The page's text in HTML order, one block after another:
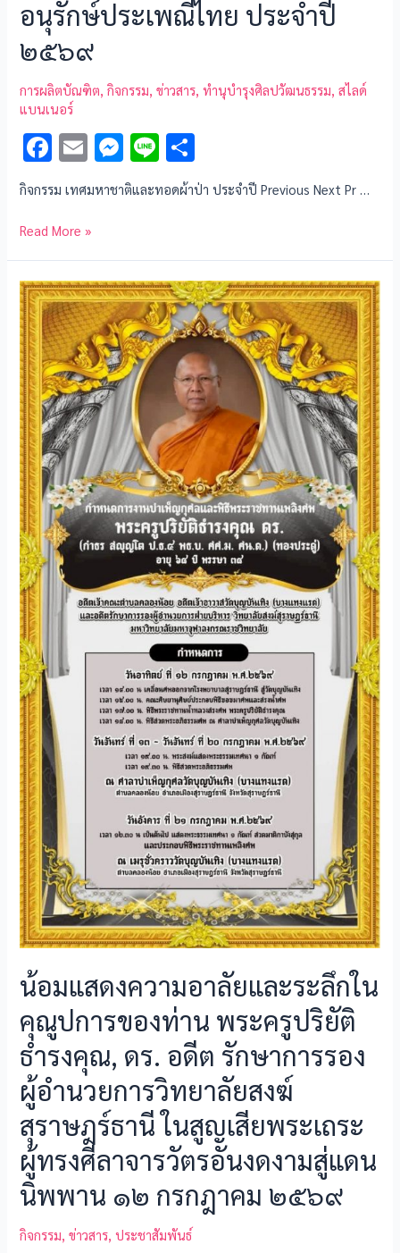
อนุรักษ์ประเพณีไทย ประจำปี
๒๕๖๙
การผลิตบัณฑิต,กิจกรรม,ข่าวสาร,ทำนุบำรุงศิลปวัฒนธรรม,สไลด์
แบนเนอร์
F
e
b
o
o
k
E
ai
l
M
es
se
g
er
Li
e
h
ar
กิจกรรม เทศมหาชาติและทอดผ้าป่า ประจำปี Previous Next Pr …
Read More »
น้อมแสดงความอาลัยและระลึกใน
คุณูปการของท่าน พระครูปริยัติ
ธำรงคุณ, ดร. อดีต รักษาการรอง
ผู้อำนวยการวิทยาลัยสงฆ์
สุราษฎร์ธานี ในสูญเสียพระเถระ
ผู้ทรงศีลาจารวัตรอันงดงามสู่แดน
นิพพาน ๑๒ กรกฎาคม ๒๕๖๙
กิจกรรม ,ข่าวสาร ,ประชาสัมพันธ์